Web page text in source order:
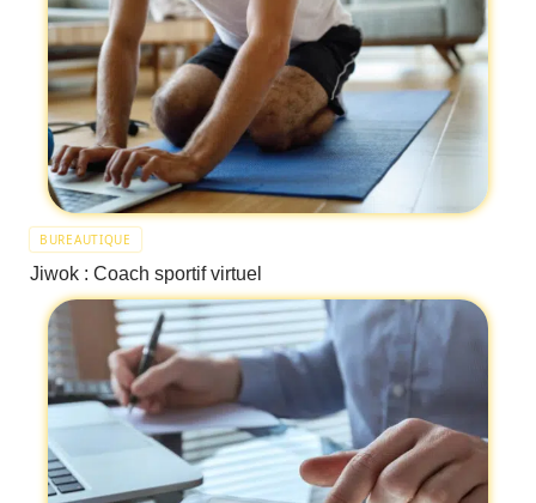
BUREAUTIQUE
Jiwok : Coach sportif virtuel